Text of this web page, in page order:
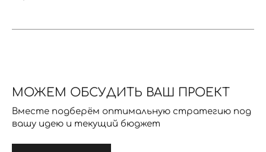
МОЖЕМ ОБСУДИТЬ ВАШ ПРОЕКТ
Вместе подберём оптимальную стратегию под
вашу идею и текущий бюджет